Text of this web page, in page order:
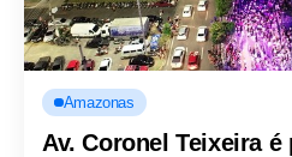
Amazonas
Av. Coronel Teixeira